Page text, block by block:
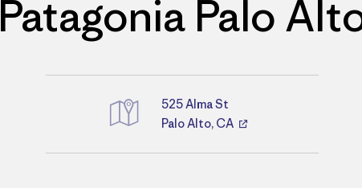
Patagonia Palo
Wegbeschreibungen
525 Alma St
Palo Alto, CA